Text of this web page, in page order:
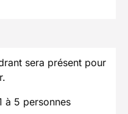
sera présent pour
à 5 personnes